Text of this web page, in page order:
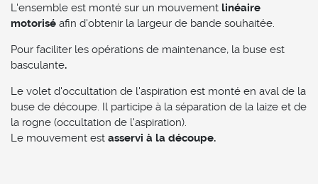
L'ensemble est monté sur un mouvement linéaire
motorisé afin d'obtenir la largeur de bande souhaitée.
Pour faciliter les opérations de maintenance, la buse est
basculante.
Le volet d'occultation de l'aspiration est monté en aval de la
buse de découpe. Il participe à la séparation de la laize et de
la rogne (occultation de l'aspiration).
Le mouvement est asservi à la découpe.